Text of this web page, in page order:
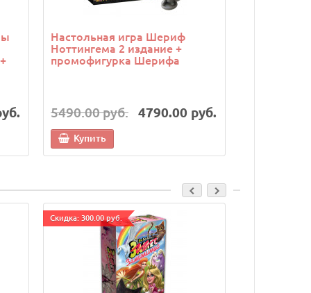
Настольная игра Шериф
Ноттингема 2 издание +
промофигурка Шерифа
5490.00 руб. 4790.00 руб.
Купить
Cкидка: 300.00 руб.